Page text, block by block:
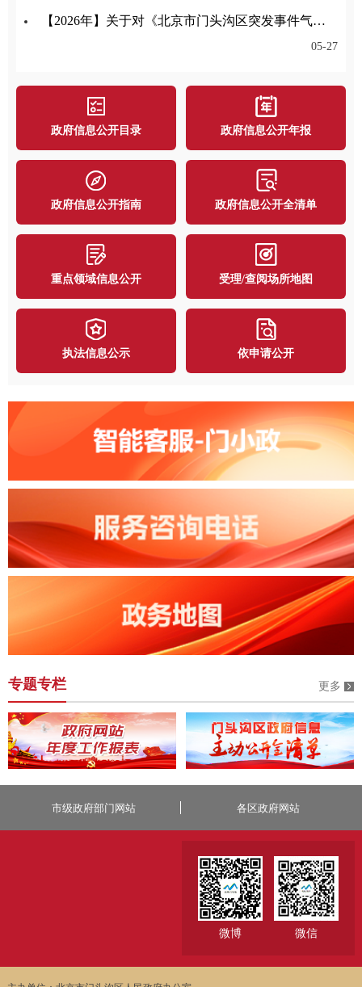
【2026年】关于对《北京市门头沟区突发事件气象应急保障预案》公开征集意见的公告
05-27
政府信息公开目录 政府信息公开年报
政府信息公开指南 政府信息公开全清单
重点领域信息公开 受理/查阅场所地图
执法信息公示 依申请公开
专题专栏 更多
市级政府部门网站 各区政府网站
微博 微信